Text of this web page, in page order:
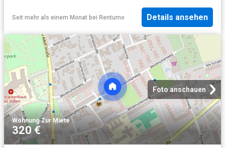
Seit mehr als einem Monat bei Rentumo Details ansehen
Foto anschauen
Wohnung·Zur Miete
320 €